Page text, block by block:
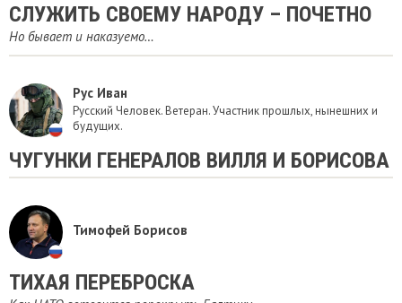
СЛУЖИТЬ СВОЕМУ НАРОДУ – ПОЧЕТНО
Но бывает и наказуемо…
Рус Иван
Русский Человек. Ветеран. Участник прошлых, нынешних и
будущих.
ЧУГУНКИ ГЕНЕРАЛОВ ВИЛЛЯ И БОРИСОВА
Тимофей Борисов
ТИХАЯ ПЕРЕБРОСКА